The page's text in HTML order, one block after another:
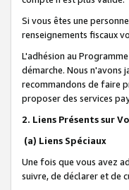
Si vous êtes une
renseignements fiscaux
L'adhésion au
démarche. Nous n'avons
recommandons de faire
proposer des services
2. Liens Présents sur
(a) Liens Spéciaux
Une fois que vous avez
suivre, de déclarer et de